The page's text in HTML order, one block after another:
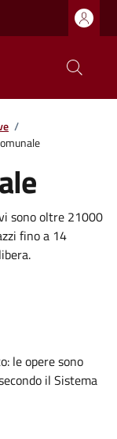
/
sono oltre 21000
fino a 14
le opere sono
il Sistema